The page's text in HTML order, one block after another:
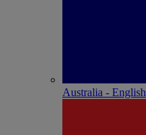
Australia - English